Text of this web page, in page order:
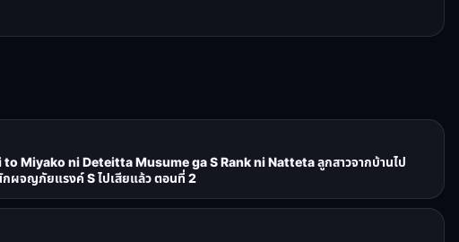
Miyako ni Deteitta Musume ga S Rank ni Natteta ลูกสาวจากบ้านไป
ผจญภัยแรงค์ S ไปเสียแล้ว ตอนที่ 2